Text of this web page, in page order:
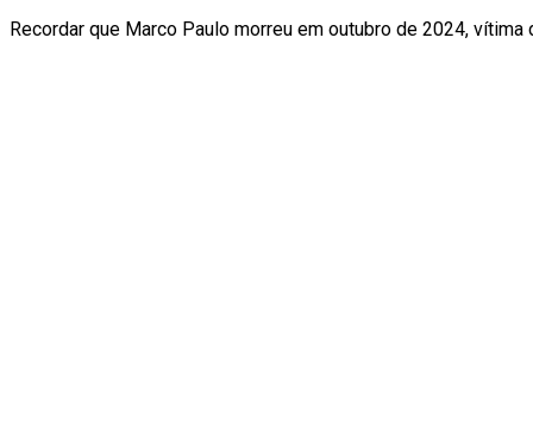
Recordar que Marco Paulo morreu em outubro de 2024, vítima